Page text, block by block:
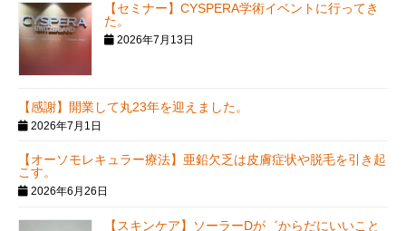
【セミナー】CYSPERA学術イベントに行ってき
た。
2026年7月13日
【感謝】開業して丸23年を迎えました。
2026年7月1日
【オーソモレキュラー療法】亜鉛欠乏は皮膚症状や脱毛を引き起
こす。
2026年6月26日
【スキンケア】ソーラーDが゛からだにいいこと